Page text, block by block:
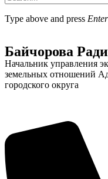
Type above and press Enter
Байчорова
Начальник управления
земельных отношений
городского округа